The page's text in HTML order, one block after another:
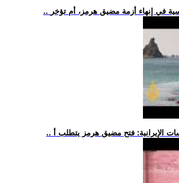
في إنهاء أزمة مضيق هرمز، أم تؤخر
الإيرانية: فتح مضيق هرمز يتطلب أ